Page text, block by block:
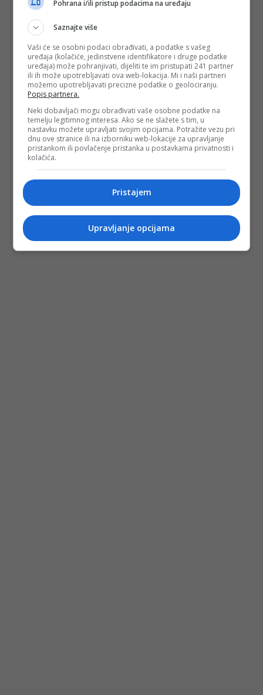
Pohrana i/ili pristup podacima na uređaju
Saznajte više
Vaši će se osobni podaci obrađivati, a podatke s vašeg
uređaja (kolačiće, jedinstvene identifikatore i druge podatke
uređaja) može pohranjivati, dijeliti te im pristupati 241 partner
ili ih može upotrebljavati ova web-lokacija. Mi i naši partneri
možemo upotrebljavati precizne podatke o geolociranju.
Popis partnera.
Neki dobavljači mogu obrađivati vaše osobne podatke na
temelju legitimnog interesa. Ako se ne slažete s tim, u
nastavku možete upravljati svojim opcijama. Potražite vezu pri
dnu ove stranice ili na izborniku web-lokacije za upravljanje
pristankom ili povlačenje pristanka u postavkama privatnosti i
kolačića.
Pristajem
Upravljanje opcijama